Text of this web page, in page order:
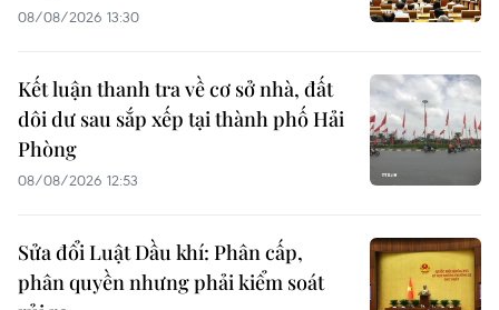
08/08/2026 13:30
Kết luận thanh tra về cơ sở nhà, đất
dôi dư sau sắp xếp tại thành phố Hải
Phòng
08/08/2026 12:53
Sửa đổi Luật Dầu khí: Phân cấp,
phân quyền nhưng phải kiểm soát